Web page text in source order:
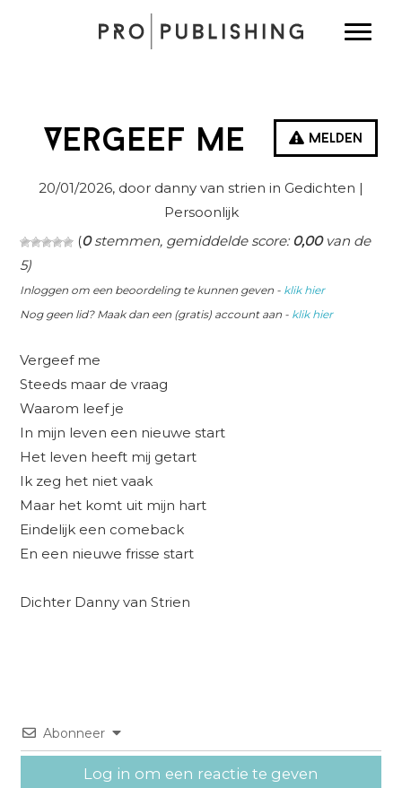
Melden
Vergeef me
20/01/2026, door danny van strien in Gedichten |
Persoonlijk
(0stemmen, gemiddelde score:0,00van de
5)
Inloggen om een beoordeling te kunnen geven - klik hier
Nog geen lid? Maak dan een (gratis) account aan - klik hier
Vergeef me
Steeds maar de vraag
Waarom leef je
In mijn leven een nieuwe start
Het leven heeft mij getart
Ik zeg het niet vaak
Maar het komt uit mijn hart
Eindelijk een comeback
En een nieuwe frisse start
Dichter Danny van Strien
Abonneer
Log in om een reactie te geven